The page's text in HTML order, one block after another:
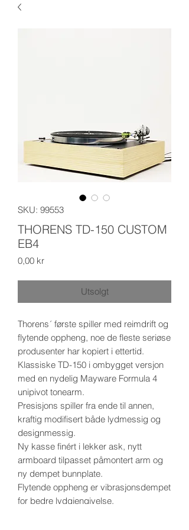
SKU: 99553
THORENS TD-150 CUSTOM
EB4
0,00 krPrice
Utsolgt
Thorens´ første spiller med reimdrift og
flytende oppheng, noe de fleste seriøse
produsenter har kopiert i ettertid.
Klassiske TD-150 i ombygget versjon
med en nydelig Mayware Formula 4
unipivot tonearm.
Presisjons spiller fra ende til annen,
kraftig modifisert både lydmessig og
designmessig.
Ny kasse finért i lekker ask, nytt
armboard tilpasset påmontert arm og
ny dempet bunnplate.
Flytende oppheng er vibrasjonsdempet
for bedre lydgjengivelse.